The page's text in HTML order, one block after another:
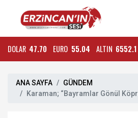
DOLAR 47.70 EURO 55.04 ALTIN 6552.1
ANA SAYFA
GÜNDEM
Karaman; “Bayramlar Gönül